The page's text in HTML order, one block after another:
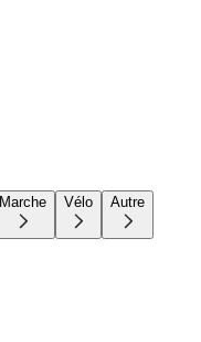
Marche Vélo Autre